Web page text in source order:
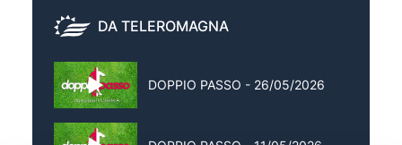
DA TELEROMAGNA
DOPPIO PASSO - 26/05/2026